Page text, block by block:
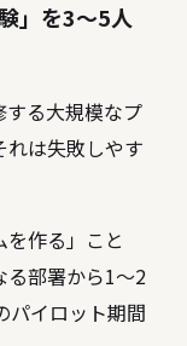
」を3〜5人
る大規模なプ
れは失敗しやす
作る」こと
る部署から1〜2
パイロット期間